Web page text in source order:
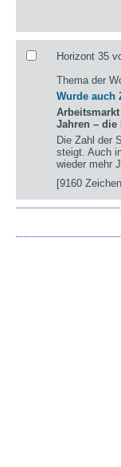
Horizont 35
Thema der
Wurde auch
Jahren – die
Die Zahl der
steigt. Auch
wieder mehr
[9160